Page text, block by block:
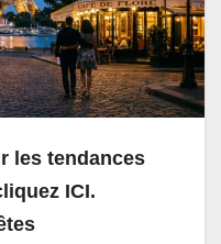
les tendances
ICI.